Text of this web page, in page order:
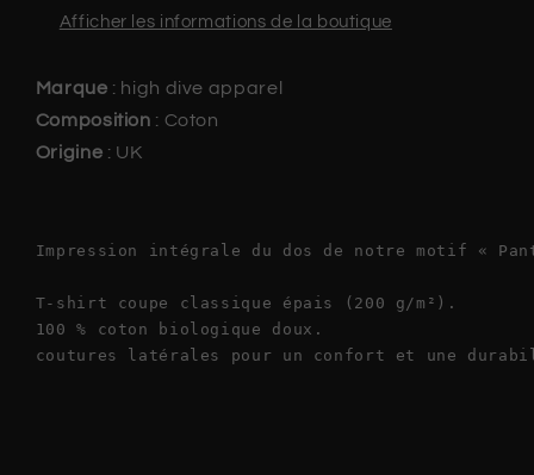
Afficher les informations de la boutique
Marque : high dive apparel
Composition : Coton
Origine : UK
Impression intégrale du dos de notre motif «
T-shirt coupe classique épais (200 g/m²).
100 % coton biologique doux.
coutures latérales pour un confort et une